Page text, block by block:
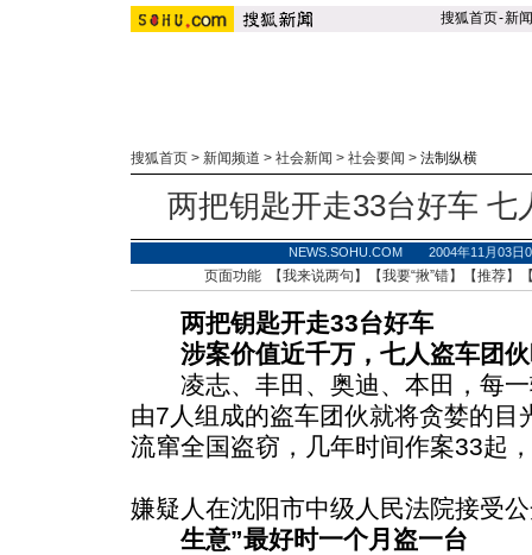
搜狐首页-新闻
搜狐首页 > 新闻频道 > 社会新闻 > 社会要闻 > 法制纵横
两把钥匙开走33台好车 七
NEWS.SOHU.COM 2004年11月03
页面功能 【我来说两句 】【我要“揪”错】【推荐】
两把钥匙开走33台好车
涉案价值近千万，七人盗车团伙
凌志、丰田、奥迪、本田，每一
由7人组成的盗车团伙就将贪婪的目
流窜全国盗窃，几年时间作案33起
嫌疑人在沈阳市中级人民法院接受
生意”最好时一个月盗一台